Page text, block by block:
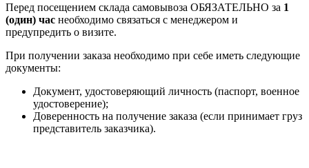
Перед посещением склада самовывоза ОБЯЗАТЕЛЬНО за 1
(один) час необходимо связаться с менеджером и
предупредить о визите.
При получении заказа необходимо при себе иметь следующие
документы:
Документ, удостоверяющий личность (паспорт, военное
удостоверение);
Доверенность на получение заказа (если принимает груз
представитель заказчика).